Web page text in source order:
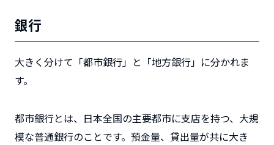
銀行
大きく分けて 「都市銀行」 と 「地方銀行」 に分かれま
す。
都市銀行とは、日本全国の主要都市に支店を持つ、大規
模な普通銀行のことです。預金量、貸出量が共に大き